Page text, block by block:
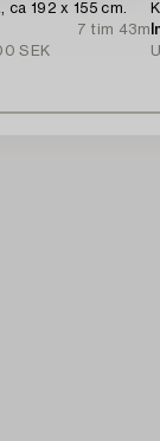
ca 192 x 155 cm.
7 tim 43m
SEK